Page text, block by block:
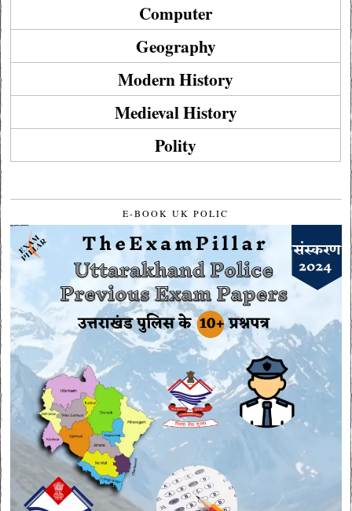
Computer
Geography
Modern History
Medieval History
Polity
E-BOOK UK POLIC